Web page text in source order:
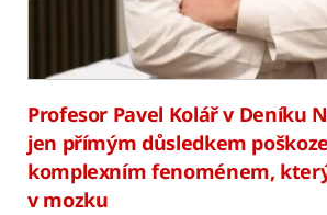
Profesor Pavel Kolář v Deníku
jen přímým důsledkem
komplexním fenoménem,
v mozku